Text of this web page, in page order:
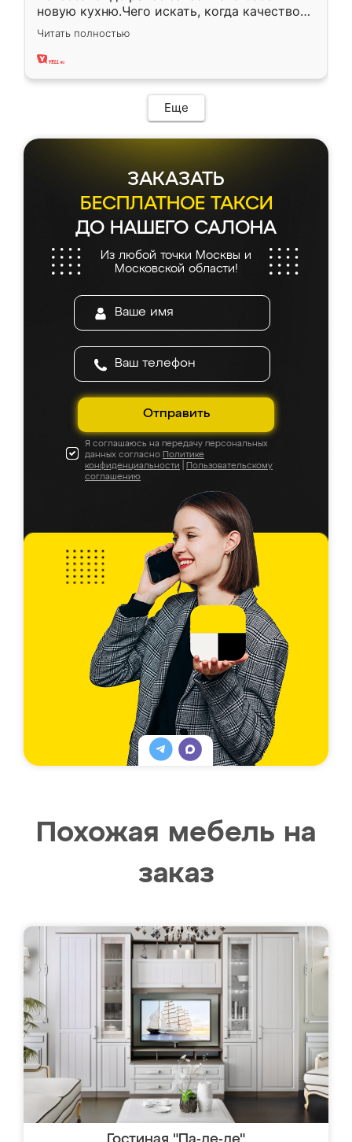
новую кухню.Чего искать, когда качеством
вполне довольна. Служит кухня уже почти
два года, нареканий нет.
Читать полностью
Еще
ЗАКАЗАТЬ
БЕСПЛАТНОЕ ТАКСИ
ДО НАШЕГО САЛОНА
Из любой точки Москвы и
Московской области!
Отправить
Я соглашаюсь на передачу персональных
данных согласно Политике
конфиденциальности
Пользовательскому
соглашению
Похожая мебель на
заказ